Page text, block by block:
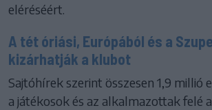
eléréséért.
A tét óriási, Európából és a
kizárhatják a klubot
Sajtóhírek szerint összesen 1,9 millió
a játékosok és az alkalmazottak felé